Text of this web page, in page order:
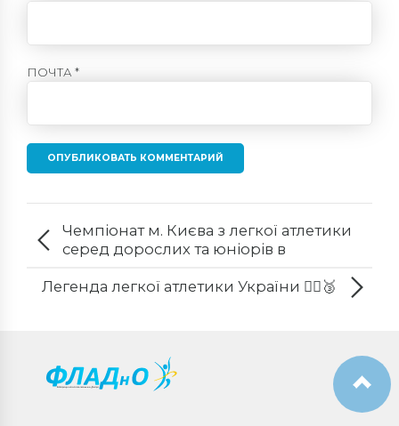
ПОЧТА *
ОПУБЛИКОВАТЬ КОММЕНТАРИЙ
Чемпіонат м. Києва з легкої атлетики
серед дорослих та юніорів в
Легенда легкої атлетики України 🏃‍♂️🥉